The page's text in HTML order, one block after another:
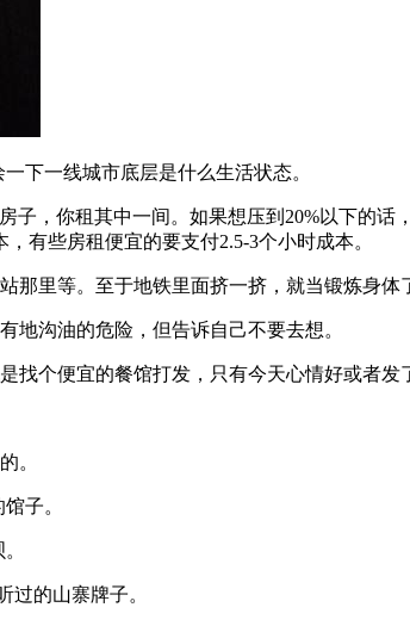
下一线城市底层是什么生活状态。
子，你租其中一间。如果想压到20%以下的
有些房租便宜的要支付2.5-3个小时成本。
里等。至于地铁里面挤一挤，就当锻炼身体
地沟油的危险，但告诉自己不要去想。
个便宜的餐馆打发，只有今天心情好或者发
。
子。
过的山寨牌子。